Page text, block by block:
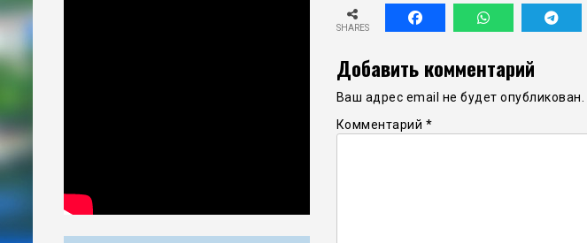
SHARES
Добавить комментарий
Ваш адрес email не будет опубликован.
Комментарий *